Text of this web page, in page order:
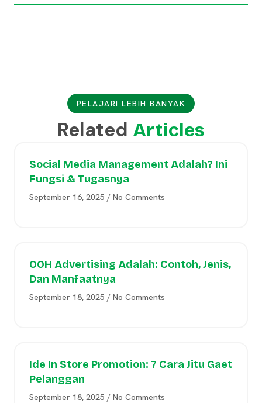
PELAJARI LEBIH BANYAK
Related Articles
Social Media Management Adalah? Ini
Fungsi & Tugasnya
September 16, 2025 No Comments
OOH Advertising Adalah: Contoh, Jenis,
Dan Manfaatnya
September 18, 2025 No Comments
Ide In Store Promotion: 7 Cara Jitu Gaet
Pelanggan
September 18, 2025 No Comments